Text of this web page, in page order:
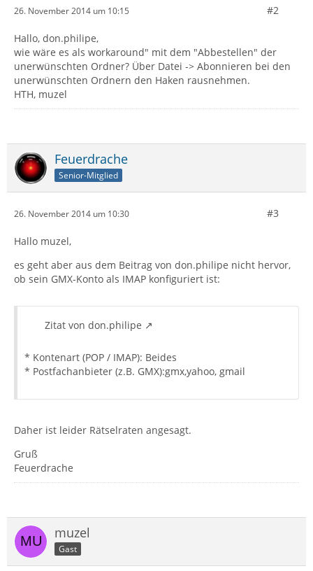
26. November 2014 um 10:15 #2
Hallo, don.philipe,
wie wäre es als workaround" mit dem "Abbestellen" der
unerwünschten Ordner? Über Datei -> Abonnieren bei den
unerwünschten Ordnern den Haken rausnehmen.
HTH, muzel
Feuerdrache
Senior-Mitglied
26. November 2014 um 10:30 #3
Hallo muzel,
es geht aber aus dem Beitrag von don.philipe nicht hervor,
ob sein GMX-Konto als IMAP konfiguriert ist:
Zitat von don.philipe
* Kontenart (POP / IMAP): Beides
* Postfachanbieter (z.B. GMX):gmx,yahoo, gmail
Daher ist leider Rätselraten angesagt.
Gruß
Feuerdrache
muzel
Gast